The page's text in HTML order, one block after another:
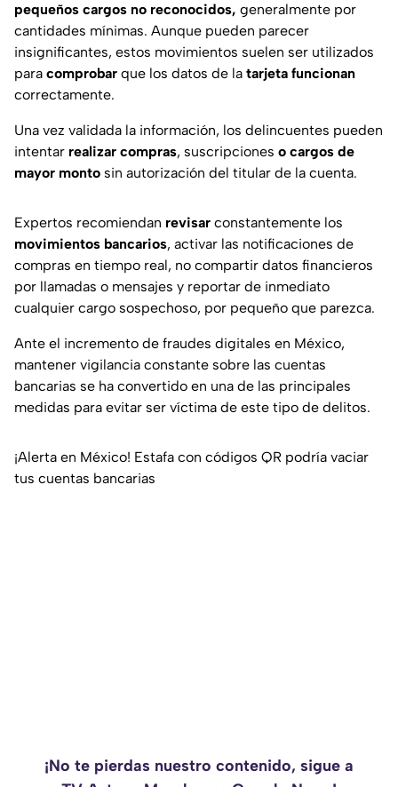
pequeños cargos no reconocidos, generalmente por
cantidades mínimas. Aunque pueden parecer
insignificantes, estos movimientos suelen ser utilizados
para comprobar que los datos de la tarjeta funcionan
correctamente.
Una vez validada la información, los delincuentes pueden
intentar realizar compras, suscripciones o cargos de
mayor monto sin autorización del titular de la cuenta.
Expertos recomiendan revisar constantemente los
movimientos bancarios, activar las notificaciones de
compras en tiempo real, no compartir datos financieros
por llamadas o mensajes y reportar de inmediato
cualquier cargo sospechoso, por pequeño que parezca.
Ante el incremento de fraudes digitales en México,
mantener vigilancia constante sobre las cuentas
bancarias se ha convertido en una de las principales
medidas para evitar ser víctima de este tipo de delitos.
¡Alerta en México! Estafa con códigos QR podría vaciar
tus cuentas bancarias
¡No te pierdas nuestro contenido, sigue a